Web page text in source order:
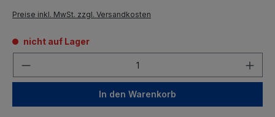
Preise inkl. MwSt. zzgl. Versandkosten
nicht auf Lager
In den Warenkorb